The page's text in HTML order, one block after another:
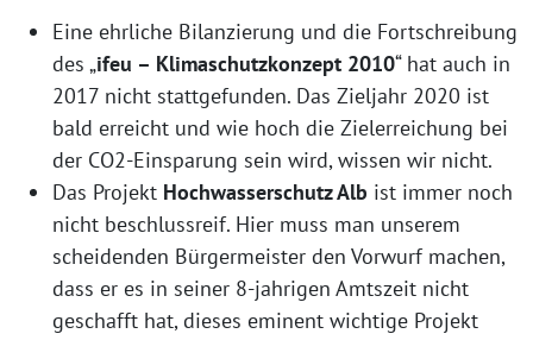
Eine ehrliche Bilanzierung und die Fortschreibung
des „ifeu – Klimaschutzkonzept 2010“ hat auch in
2017 nicht stattgefunden. Das Zieljahr 2020 ist
bald erreicht und wie hoch die Zielerreichung bei
der CO2-Einsparung sein wird, wissen wir nicht.
Das Projekt Hochwasserschutz Alb ist immer noch
nicht beschlussreif. Hier muss man unserem
scheidenden Bürgermeister den Vorwurf machen,
dass er es in seiner 8-jahrigen Amtszeit nicht
geschafft hat, dieses eminent wichtige Projekt